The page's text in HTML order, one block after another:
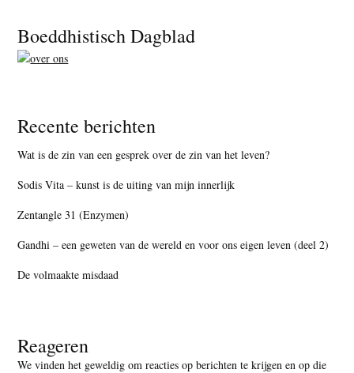
Footer
Boeddhistisch Dagblad
Recente berichten
Wat is de zin van een gesprek over de zin van het leven?
Sodis Vita – kunst is de uiting van mijn innerlijk
Zentangle 31 (Enzymen)
Gandhi – een geweten van de wereld en voor ons eigen leven (deel 2)
De volmaakte misdaad
Reageren
We vinden het geweldig om reacties op berichten te krijgen en op die